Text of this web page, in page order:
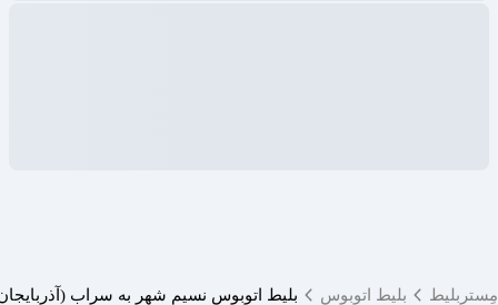
مِستربلیط بلیط اتوبوس بلیط اتوبوس نسیم شهر به سراب